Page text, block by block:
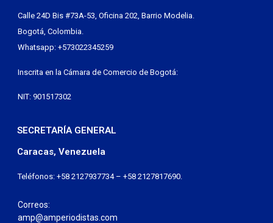
Calle 24D Bis #73A-53, Oficina 202, Barrio Modelia.
Bogotá, Colombia.
Whatsapp: +573022345259
Inscrita en la Cámara de Comercio de Bogotá:
NIT: 901517302
SECRETARÍA GENERAL
Caracas, Venezuela
Teléfonos: +58 2127937734 – +58 2127817690.
Correos:
amp@amperiodistas.com